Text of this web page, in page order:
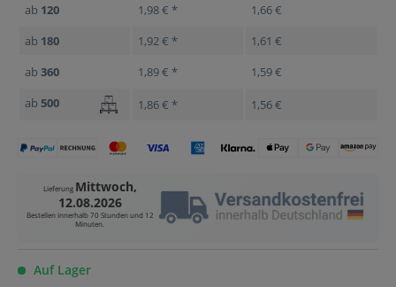
ab 120 1,98 € *
1,66 €
ab 180 1,92 € *
1,61 €
ab 360 1,89 € *
1,59 €
ab 500 1,86 € * 1,56 €
Lieferung Mittwoch,
12.08.2026
Bestellen innerhalb70 Stunden und 12
Minuten.
Auf Lager